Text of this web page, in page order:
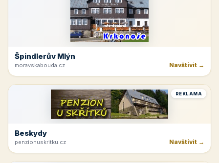
Špindlerův Mlýn
moravskabouda.cz Navštívit →
REKLAMA
Beskydy
penzionuskritku.cz Navštívit →